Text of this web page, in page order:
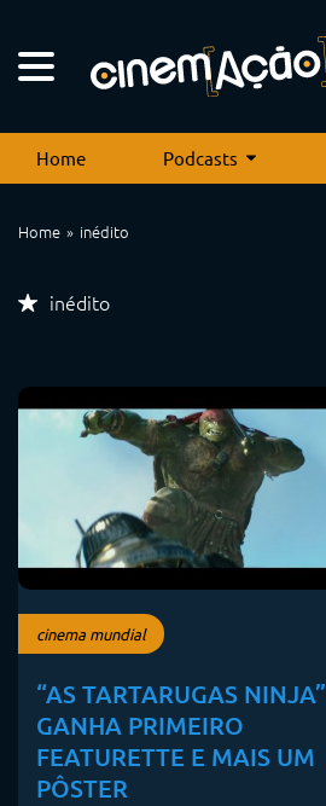
Home Podcasts
Home inédito
inédito
cinema mundial
“AS TARTARUGAS NINJA”
GANHA PRIMEIRO
FEATURETTE E MAIS UM
PÔSTER